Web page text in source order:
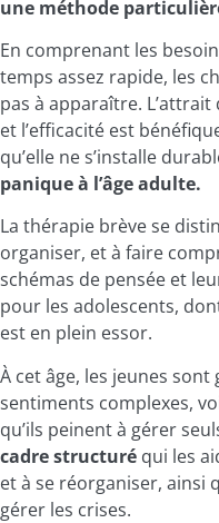
une méthode
En comprenant les
temps assez rapide, les
pas à apparaître.
et l’efficacité est
qu’elle ne s’installe
panique à l’âge adulte.
La thérapie brève se
organiser, et à faire
schémas de pensée et
pour les adolescents,
est en plein essor.
À cet âge, les jeunes
sentiments complexes,
qu’ils peinent à gérer
cadre structuré qui les
et à se réorganiser, ainsi
gérer les crises.